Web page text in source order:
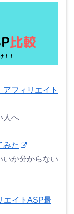
アフィリエイト
人へ
みた
か分からない
エイトASP最